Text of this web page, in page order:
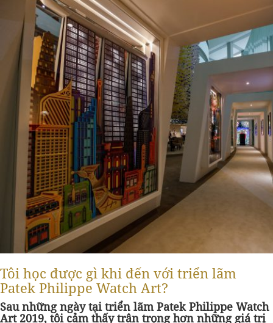
Tôi học được gì khi đến với triển lãm
Patek Philippe Watch Art?
Sau những ngày tại triển lãm Patek Philippe Watch
Art 2019, tôi cảm thấy trân trọng hơn những giá trị